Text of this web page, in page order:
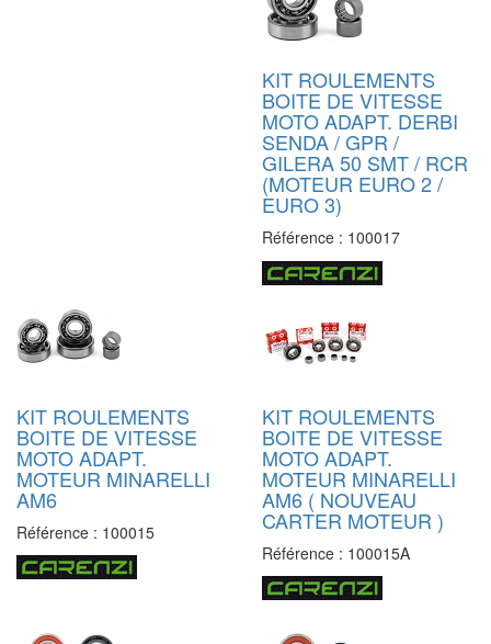
KIT ROULEMENTS
BOITE DE VITESSE
MOTO ADAPT. DERBI
SENDA / GPR /
GILERA 50 SMT / RCR
(MOTEUR EURO 2 /
EURO 3)
Référence : 100017
KIT ROULEMENTS
BOITE DE VITESSE
MOTO ADAPT.
MOTEUR MINARELLI
AM6
Référence : 100015
KIT ROULEMENTS
BOITE DE VITESSE
MOTO ADAPT.
MOTEUR MINARELLI
AM6 ( NOUVEAU
CARTER MOTEUR )
Référence : 100015A